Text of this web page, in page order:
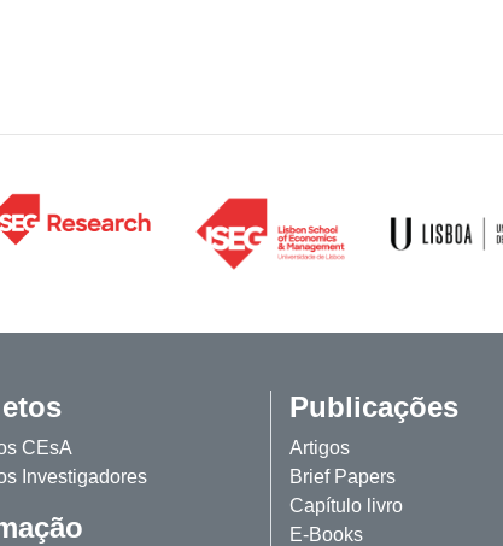
CEsA
Investigadores
Publicações
Artigos
Brief Papers
Capítulo livro
E-Books